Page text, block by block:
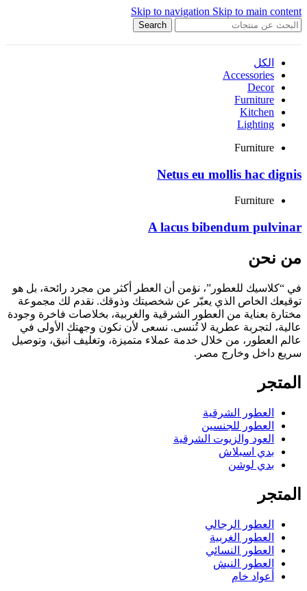
Skip to navigation Skip to main content
Search
الكل
Accessories
Decor
Furniture
Kitchen
Lighting
Furniture
Netus eu mollis hac dignis
Furniture
A lacus bibendum pulvinar
من نحن
في “كلاسيك للعطور”، نؤمن أن العطر أكثر من مجرد رائحة، بل هو
توقيعك الخاص الذي يعبّر عن شخصيتك وذوقك. نقدم لك مجموعة
مختارة بعناية من العطور الشرقية والغربية، بخلاصات فاخرة وجودة
عالية، لتجربة عطرية لا تُنسى. نسعى لأن نكون وجهتك الأولى في
عالم العطور، من خلال خدمة عملاء متميزة، وتغليف أنيق، وتوصيل
سريع داخل وخارج مصر.
المتجر
العطور الشرقية
العطور للجنسين
العود والزيوت الشرقية
بدي اسبلاش
بدي لوشن
المتجر
العطور الرجالي
العطور الغربية
العطور النسائي
العطور النيش
أعواد خام